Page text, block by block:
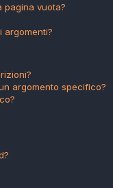
pagina vuota?
argomenti?
argomento specifico?